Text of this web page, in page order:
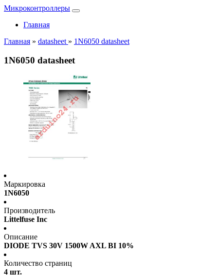
Микроконтроллеры
Главная
Главная » datasheet » 1N6050 datasheet
1N6050 datasheet
Маркировка
1N6050
Производитель
Littelfuse Inc
Описание
DIODE TVS 30V 1500W AXL BI 10%
Количество страниц
4 шт.